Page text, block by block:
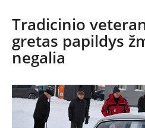
Tradicinio
gretas papildys
negalia